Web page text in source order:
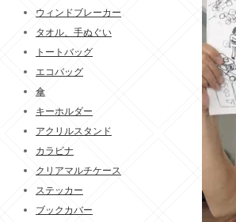
ウィンドブレーカー
タオル、手ぬぐい
トートバッグ
エコバッグ
傘
キーホルダー
アクリルスタンド
カラビナ
クリアマルチケース
ステッカー
ブックカバー